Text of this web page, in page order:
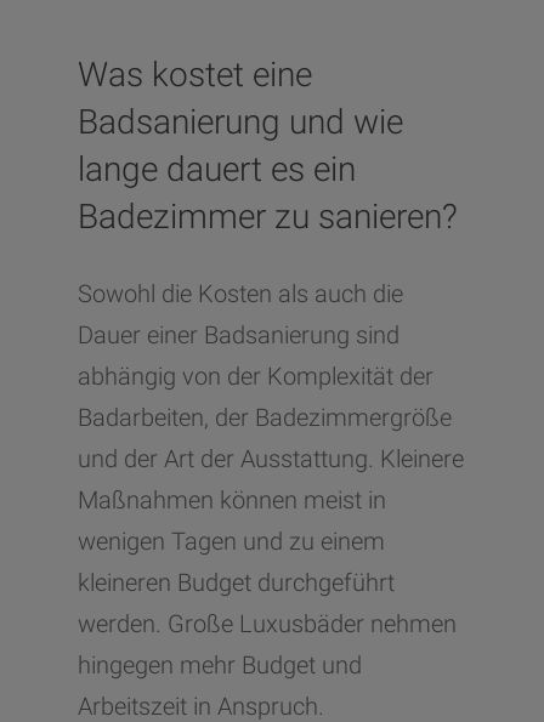
Was kostet eine
Badsanierung und wie
lange dauert es ein
Badezimmer zu sanieren?
Sowohl die Kosten als auch die
Dauer einer Badsanierung sind
abhängig von der Komplexität der
Badarbeiten, der Badezimmergröße
und der Art der Ausstattung. Kleinere
Maßnahmen können meist in
wenigen Tagen und zu einem
kleineren Budget durchgeführt
werden. Große Luxusbäder nehmen
hingegen mehr Budget und
Arbeitszeit in Anspruch.